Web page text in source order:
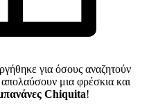
για όσους αναζητούν
μια φρέσκια και
Chiquita!